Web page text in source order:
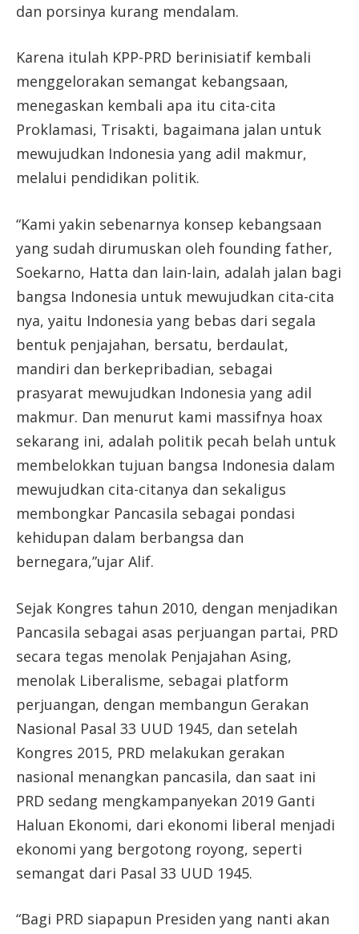
dan porsinya kurang mendalam.
Karena itulah KPP-PRD berinisiatif kembali
menggelorakan semangat kebangsaan,
menegaskan kembali apa itu cita-cita
Proklamasi, Trisakti, bagaimana jalan untuk
mewujudkan Indonesia yang adil makmur,
melalui pendidikan politik.
“Kami yakin sebenarnya konsep kebangsaan
yang sudah dirumuskan oleh founding father,
Soekarno, Hatta dan lain-lain, adalah jalan bagi
bangsa Indonesia untuk mewujudkan cita-cita
nya, yaitu Indonesia yang bebas dari segala
bentuk penjajahan, bersatu, berdaulat,
mandiri dan berkepribadian, sebagai
prasyarat mewujudkan Indonesia yang adil
makmur. Dan menurut kami massifnya hoax
sekarang ini, adalah politik pecah belah untuk
membelokkan tujuan bangsa Indonesia dalam
mewujudkan cita-citanya dan sekaligus
membongkar Pancasila sebagai pondasi
kehidupan dalam berbangsa dan
bernegara,”ujar Alif.
Sejak Kongres tahun 2010, dengan menjadikan
Pancasila sebagai asas perjuangan partai, PRD
secara tegas menolak Penjajahan Asing,
menolak Liberalisme, sebagai platform
perjuangan, dengan membangun Gerakan
Nasional Pasal 33 UUD 1945, dan setelah
Kongres 2015, PRD melakukan gerakan
nasional menangkan pancasila, dan saat ini
PRD sedang mengkampanyekan 2019 Ganti
Haluan Ekonomi, dari ekonomi liberal menjadi
ekonomi yang bergotong royong, seperti
semangat dari Pasal 33 UUD 1945.
“Bagi PRD siapapun Presiden yang nanti akan